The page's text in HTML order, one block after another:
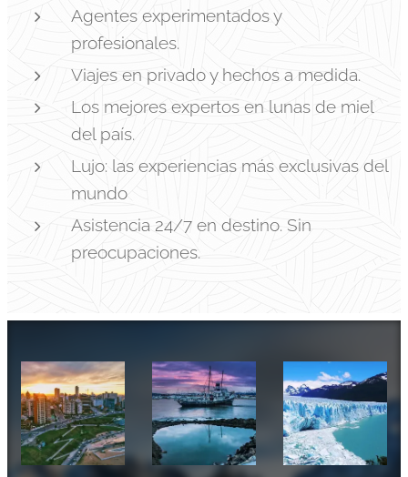
Agentes experimentados y
profesionales.
Viajes en privado y hechos a medida.
Los mejores expertos en lunas de miel
del país.
Lujo: las experiencias más exclusivas del
mundo
Asistencia 24/7 en destino. Sin
preocupaciones.